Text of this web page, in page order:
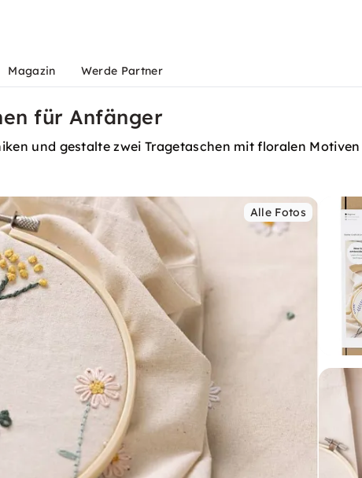
Magazin Werde Partner
für Anfänger
und gestalte zwei Tragetaschen mit floralen Motiven
Alle Fotos